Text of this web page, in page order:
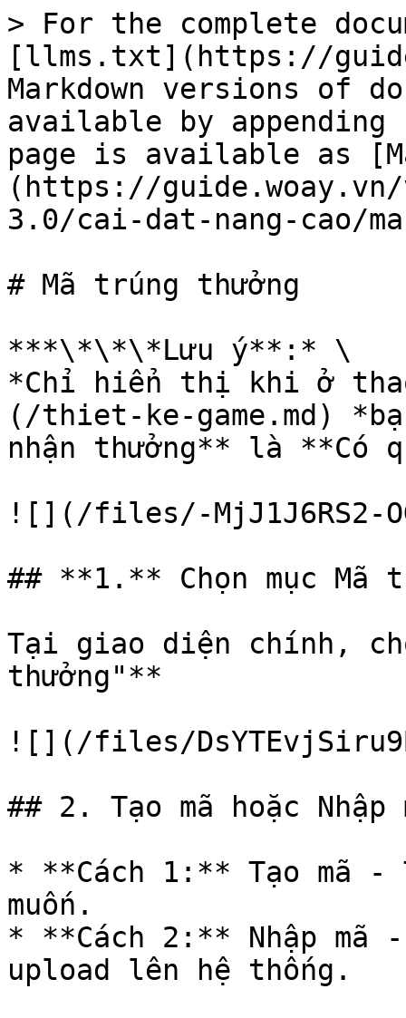
> For the complete
[llms.txt](https://
Markdown versions of
available by
page is available as
(https://
3.0/cai-dat-nang-cao/
# Mã trúng thưởng
***\*\*\*Lưu ý**:* \
*Chỉ hiển thị khi ở
(/thiet-ke-game.md)
nhận thưởng** là **Có
![](/files/-MjJ1J6RS2-
## **1.** Chọn mục Mã
Tại giao diện chính,
thưởng"**
![](/files/
## 2. Tạo mã hoặc Nhập
* **Cách 1:** Tạo mã -
muốn.
* **Cách 2:** Nhập mã -
upload lên hệ thống.